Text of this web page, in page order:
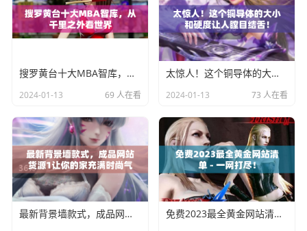
搜罗黄台十大MBA智库，从千里之外看世界
2024-01-13 69 人在看
太惊人！这个铜导体的大小和硬度让人瞠目结舌！
2024-01-13 73 人在看
最新背景墙款式，成品网站货源1让你的家充满时尚气息 免费2023最全黄金网站清单 - 一网打尽！